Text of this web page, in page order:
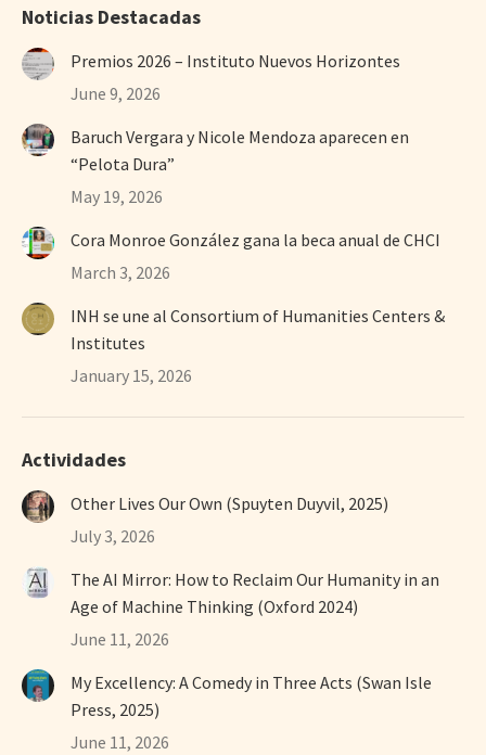
Noticias Destacadas
Premios 2026 – Instituto Nuevos Horizontes
June 9, 2026
Baruch Vergara y Nicole Mendoza aparecen en
“Pelota Dura”
May 19, 2026
Cora Monroe González gana la beca anual de CHCI
March 3, 2026
INH se une al Consortium of Humanities Centers &
Institutes
January 15, 2026
Actividades
Other Lives Our Own (Spuyten Duyvil, 2025)
July 3, 2026
The AI Mirror: How to Reclaim Our Humanity in an
Age of Machine Thinking (Oxford 2024)
June 11, 2026
My Excellency: A Comedy in Three Acts (Swan Isle
Press, 2025)
June 11, 2026